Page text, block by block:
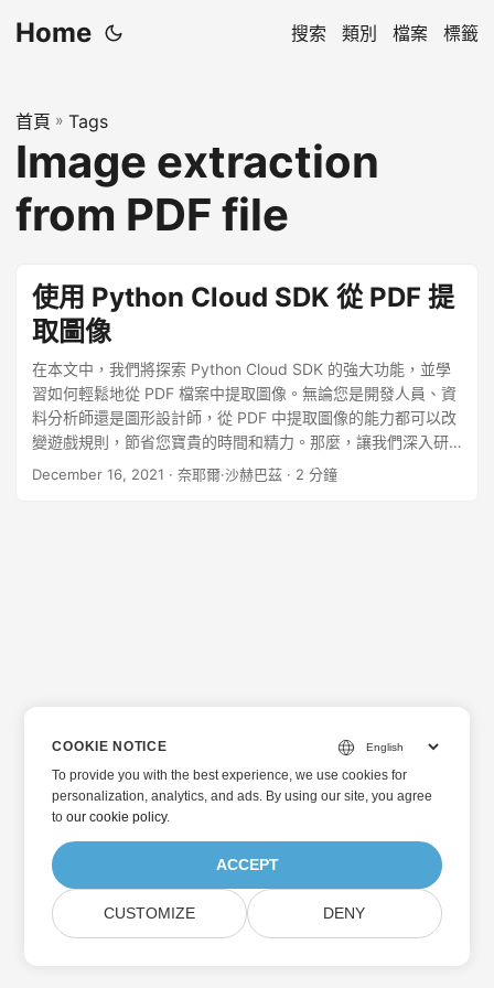
Home 搜索 類別 檔案 標籤
首頁 » Tags
Image extraction
from PDF file
使用 Python Cloud SDK 從 PDF 提
取圖像
在本文中，我們將探索 Python Cloud SDK 的強大功能，並學
習如何輕鬆地從 PDF 檔案中提取圖像。無論您是開發人員、資
料分析師還是圖形設計師，從 PDF 中提取圖像的能力都可以改
變遊戲規則，節省您寶貴的時間和精力。那麼，讓我們深入研
究並釋放 Python Cloud SDK 的潛力，輕鬆從 PDF 中提取圖
December 16, 2021 · 奈耶爾·沙赫巴茲 · 2 分鐘
COOKIE NOTICE
To provide you with the best experience, we use cookies for
personalization, analytics, and ads. By using our site, you agree
toour cookie policy.
ACCEPT
CUSTOMIZE DENY